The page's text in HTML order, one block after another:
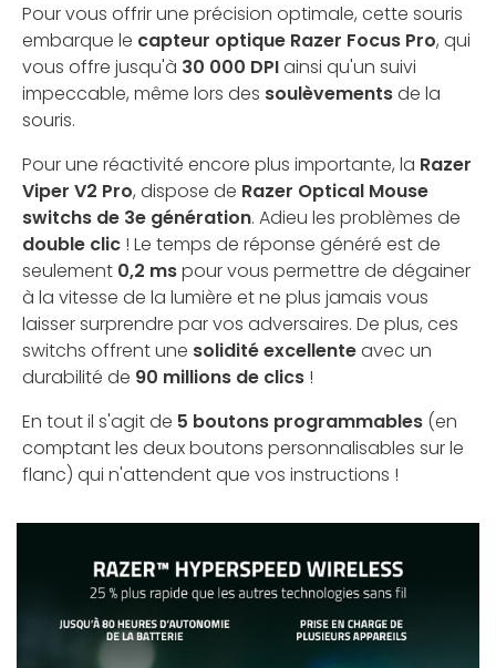
Pour vous offrir une précision optimale, cette souris
embarque le capteur optique Razer Focus Pro, qui
vous offre jusqu'à 30 000 DPIainsi qu'un suivi
impeccable, même lors des soulèvementsde la
souris.
Pour une réactivité encore plus importante, la Razer
Viper V2 Pro, dispose de Razer Optical Mouse
switchs de 3e génération. Adieu les problèmes de
double clic ! Le temps de réponse généré est de
seulement 0,2 mspour vous permettre de dégainer
à la vitesse de la lumière et ne plus jamais vous
laisser surprendre par vos adversaires. De plus, ces
switchs offrent une solidité excellenteavec un
durabilité de 90 millions de clics !
En tout il s'agit de 5 boutons programmables (en
comptant les deux boutons personnalisables sur le
flanc) qui n'attendent que vos instructions !